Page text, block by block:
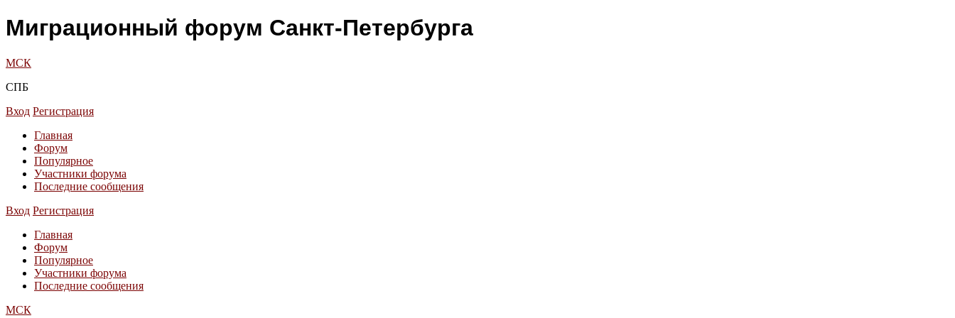
Миграционный форум Санкт-Петербурга
МСК
СПБ
Вход Регистрация
Главная
Форум
Популярное
Участники форума
Последние сообщения
Вход Регистрация
Главная
Форум
Популярное
Участники форума
Последние сообщения
МСК